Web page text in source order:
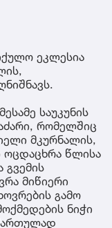
ეკლესია
საუკუნის
რომელშიც
მკურნალის,
ოცდაცხრა წლისა
გვემის
მიწიერი
გამო
ნიჭი